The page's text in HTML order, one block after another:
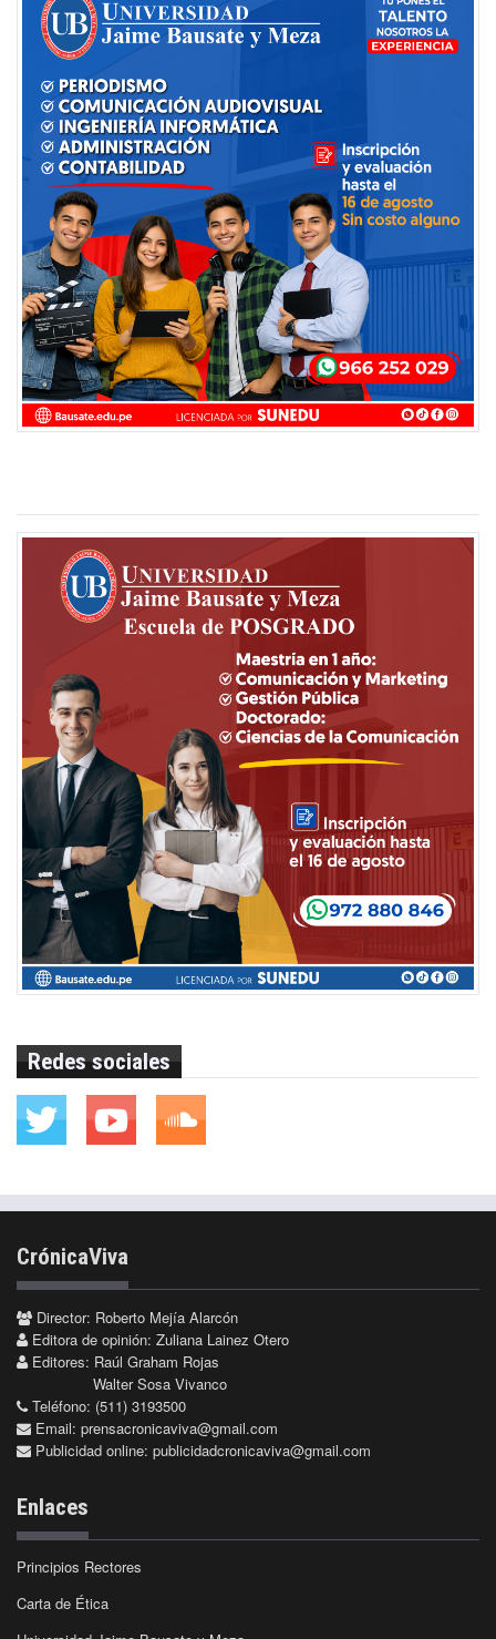
Redes sociales
CrónicaViva
Director: Roberto Mejía Alarcón
Editora de opinión: Zuliana Lainez Otero
Editores: Raúl Graham Rojas
Walter Sosa Vivanco
Teléfono: (511) 3193500
Email: prensacronicaviva@gmail.com
Publicidad online: publicidadcronicaviva@gmail.com
Enlaces
Principios Rectores
Carta de Ética